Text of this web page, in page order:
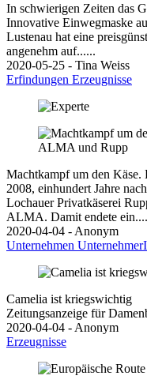
In schwierigen Zeiten das
Innovative Einwegmaske
Lustenau hat eine
angenehm auf......
2020-05-25 - Tina Weiss
Erfindungen Erzeugnisse
Machtkampf um den
2008, einhundert Jahre
Lochauer Privatkäserei
ALMA. Damit endete
2020-04-04 - Anonym
Unternehmen
Camelia ist kriegswichtig
Zeitungsanzeige für
2020-04-04 - Anonym
Erzeugnisse